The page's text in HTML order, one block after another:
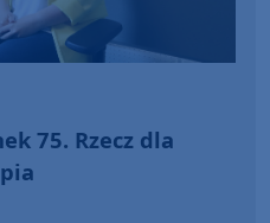
75. Rzecz dla